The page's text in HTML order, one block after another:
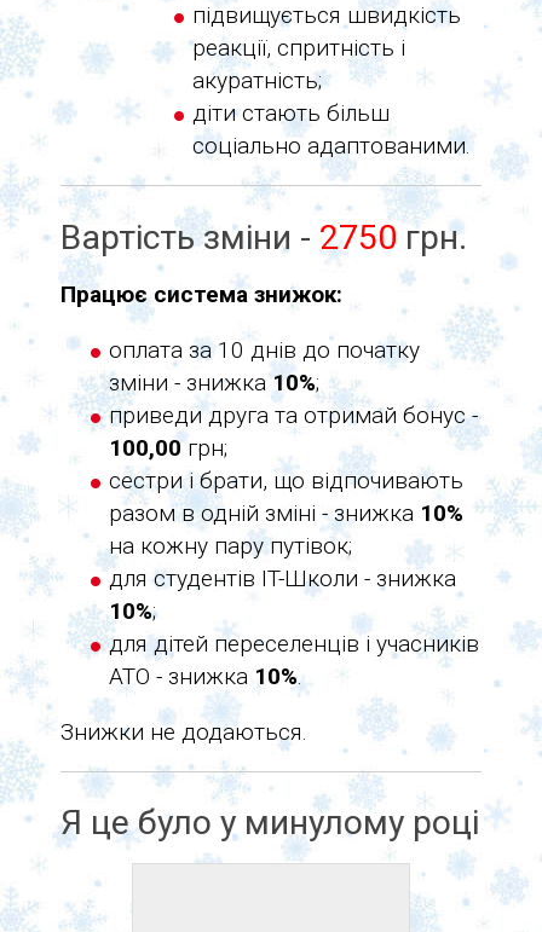
підвищується швидкість
реакції, спритність і
акуратність;
діти стають більш
соціально адаптованими.
Вартість зміни - 2750 грн.
Працює система знижок:
оплата за 10 днів до початку
зміни - знижка10%;
приведи друга та отримай бонус -
100,00грн;
сестри і брати, що відпочивають
разом в одній зміні - знижка 10%
на кожну пару путівок;
для студентів IT-Школи - знижка
10%;
для дітей переселенців і учасників
АТО - знижка 10%.
Знижки не додаються.
Я це було у минулому році